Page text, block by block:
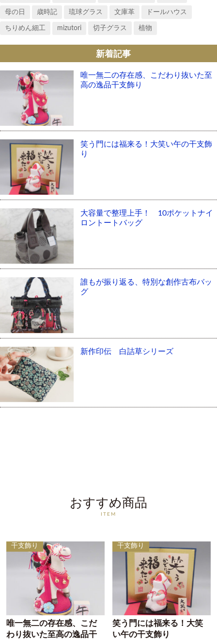
母の日 歳時記 琉球グラス 文庫革 ドールハウス
ちりめん細工 mizutori 切子グラス 植物
新着記事
唯一無二の存在感、こだわり抜いた至
高の逸品干支飾り
笑う門には福来る！大笑い午の干支飾
り
大容量で整理上手！ 10ポケットナイ
ロントートバッグ
誰もが振り返る、特別な創作古布バッ
グ
新作印伝 白詰草シリーズ
おすすめ商品
ITEM
干支飾り
唯一無二の存在感、こだ
わり抜いた至高の逸品干
干支飾り
笑う門には福来る！大笑
い午の干支飾り